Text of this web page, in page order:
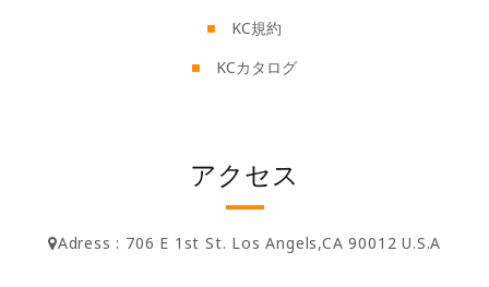
KC規約
KCカタログ
アクセス
Adress : 706 E 1st St. Los Angels,CA 90012 U.S.A